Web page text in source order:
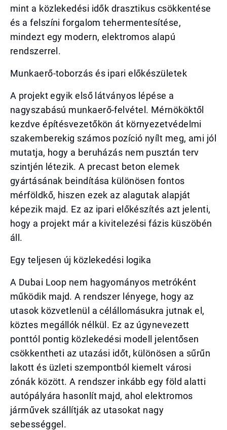
mint a közlekedési idők drasztikus csökkentése
és a felszíni forgalom tehermentesítése,
mindezt egy modern, elektromos alapú
rendszerrel.
Munkaerő-toborzás és ipari előkészületek
A projekt egyik első látványos lépése a
nagyszabású munkaerő-felvétel. Mérnököktől
kezdve építésvezetőkön át környezetvédelmi
szakemberekig számos pozíció nyílt meg, ami jól
mutatja, hogy a beruházás nem pusztán terv
szintjén létezik. A precast beton elemek
gyártásának beindítása különösen fontos
mérföldkő, hiszen ezek az alagutak alapját
képezik majd. Ez az ipari előkészítés azt jelenti,
hogy a projekt már a kivitelezési fázis küszöbén
áll.
Egy teljesen új közlekedési logika
A Dubai Loop nem hagyományos metróként
működik majd. A rendszer lényege, hogy az
utasok közvetlenül a célállomásukra jutnak el,
köztes megállók nélkül. Ez az úgynevezett
ponttól pontig közlekedési modell jelentősen
csökkentheti az utazási időt, különösen a sűrűn
lakott és üzleti szempontból kiemelt városi
zónák között. A rendszer inkább egy föld alatti
autópályára hasonlít majd, ahol elektromos
járművek szállítják az utasokat nagy
sebességgel.